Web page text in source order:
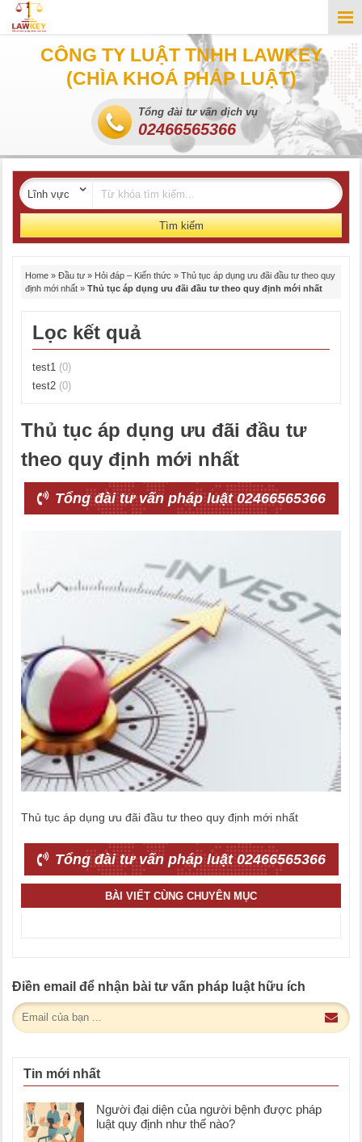
CÔNG TY LUẬT TNHH LAWKEY
(CHÌA KHOÁ PHÁP LUẬT)
Tổng đài tư vấn dịch vụ
02466565366
Tìm kiếm
Home » Đầu tư » Hỏi đáp – Kiến thức » Thủ tục áp dụng ưu đãi đầu tư theo quy
định mới nhất » Thủ tục áp dụng ưu đãi đầu tư theo quy định mới nhất
Lọc kết quả
test1 (0)
test2 (0)
Thủ tục áp dụng ưu đãi đầu tư
theo quy định mới nhất
Tổng đài tư vấn pháp luật 02466565366
Thủ tục áp dụng ưu đãi đầu tư theo quy định mới nhất
Tổng đài tư vấn pháp luật 02466565366
BÀI VIẾT CÙNG CHUYÊN MỤC
Điền email để nhận bài tư vấn pháp luật hữu ích
Tin mới nhất
Người đại diện của người bệnh được pháp
luật quy định như thế nào?